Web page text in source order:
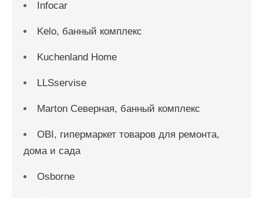
Infocar
Kelo, банный комплекс
Kuchenland Home
LLSservise
Marton Северная, банный комплекс
OBI, гипермаркет товаров для ремонта,
дома и сада
Osborne